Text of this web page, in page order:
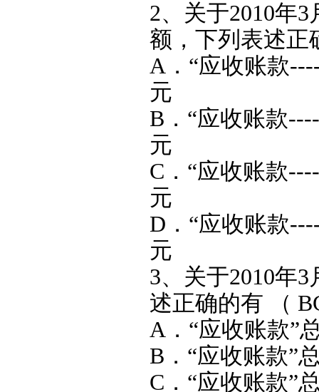
2、关于2010年
额，下列表述
A．“应收账款
元
B．“应收账款
元
C．“应收账款
元
D．“应收账款
元
3、关于2010年
述正确的有 （
A．“应收账款”
B．“应收账款”
C．“应收账款”